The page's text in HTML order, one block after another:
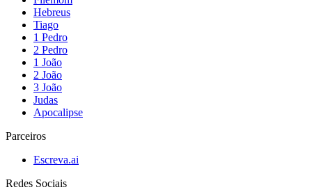
Hebreus
Tiago
1 Pedro
2 Pedro
1 João
2 João
3 João
Judas
Apocalipse
Parceiros
Escreva.ai
Redes Sociais